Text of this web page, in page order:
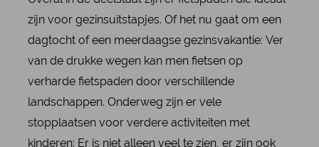
zijn voor gezinsuitstapjes. Of het nu gaat om een
dagtocht of een meerdaagse gezinsvakantie: Ver
van de drukke wegen kan men fietsen op
verharde fietspaden door verschillende
landschappen. Onderweg zijn er vele
stopplaatsen voor verdere activiteiten met
kinderen: Er is niet alleen veel te zien, er zijn ook